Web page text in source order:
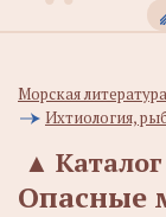
Морская литература
Ихтиология,
Каталог
▲
Опасные